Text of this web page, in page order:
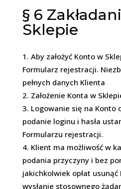
§ 6
Sklepie
Aby założyć Konto w
Formularz rejestracji.
pełnych danych Klienta
Założenie Konta w
Logowanie się na Konto
podanie loginu i hasła
Formularzu rejestracji.
Klient ma możliwość w
podania przyczyny i bez
jakichkolwiek opłat
wysłanie stosownego